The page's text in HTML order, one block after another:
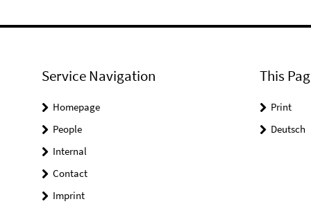
Service Navigation
Homepage
People
Internal
Contact
Imprint
This
Print
Deutsch